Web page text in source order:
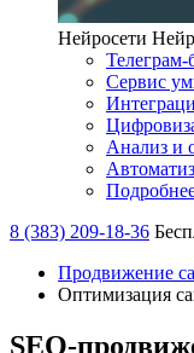
Нейросети
Сервис
Анализ и
8 (383) 209-18-36
Продвижение
Оптимизация
SEO-